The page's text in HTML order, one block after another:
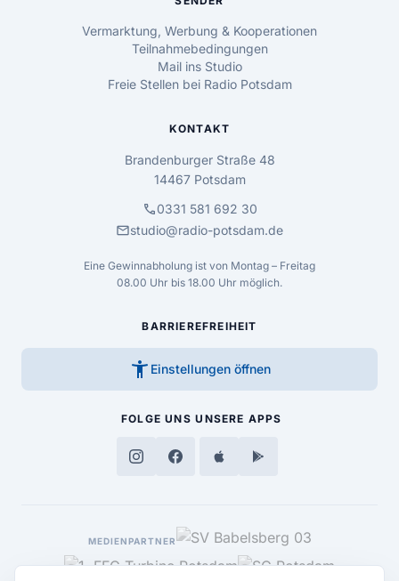
Vermarktung, Werbung & Kooperationen
Teilnahmebedingungen
Mail ins Studio
Freie Stellen bei Radio Potsdam
KONTAKT
Brandenburger Straße 48
14467 Potsdam
call0331 581 692 30
mailstudio@radio-potsdam.de
Eine Gewinnabholung ist von Montag – Freitag
08.00 Uhr bis 18.00 Uhr möglich.
BARRIEREFREIHEIT
accessibility_new Einstellungen öffnen
FOLGE UNS UNSERE APPS
MEDIENPARTNER